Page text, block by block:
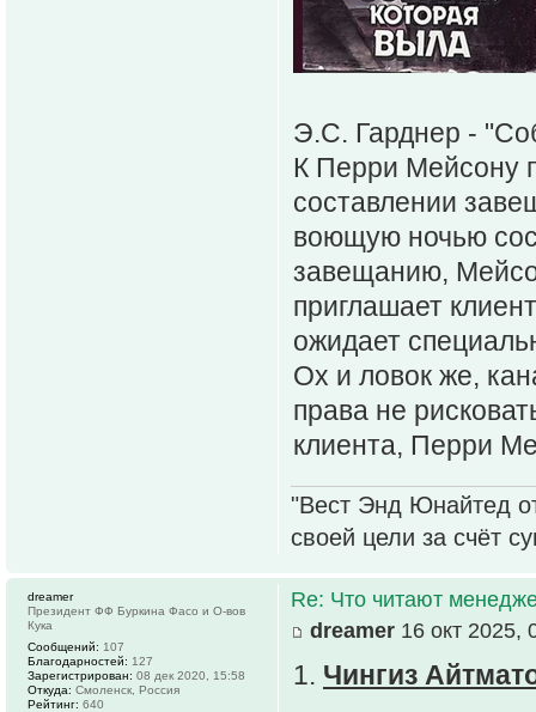
Э.С. Гарднер -
К Перри Мейсону
составлении
воющую ночью
завещанию,
приглашает
ожидает
Ох и ловок же,
права не
клиента, Перри
"Вест Энд Юнайтед
своей цели за счёт
Re: Что читают
dreamer 16 окт 2025,
1. Чингиз
dreamer
Президент ФФ Буркина Фасо и О-вов
Кука
Сообщений: 107
Благодарностей: 127
Зарегистрирован: 08 дек 2020, 15:58
Откуда: Смоленск, Россия
Рейтинг: 640